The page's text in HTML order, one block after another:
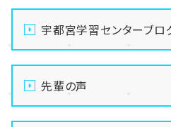
宇都宮学習センターブロ
先輩の声